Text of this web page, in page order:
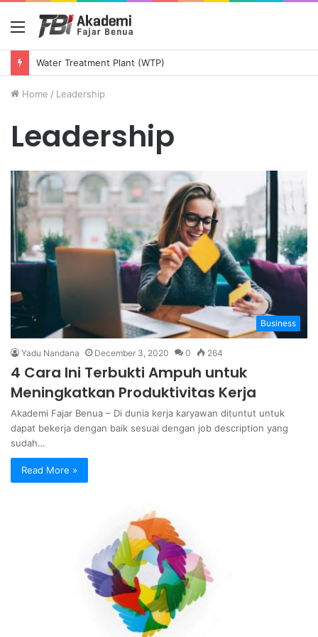
Menu
Water Treatment Plant (WTP)
Home / Leadership
Leadership
Business
Yadu Nandana December 3, 2020 0 264
4 Cara Ini Terbukti Ampuh untuk
Meningkatkan Produktivitas Kerja
Akademi Fajar Benua – Di dunia kerja karyawan dituntut untuk
dapat bekerja dengan baik sesuai dengan job description yang
sudah…
Read More »